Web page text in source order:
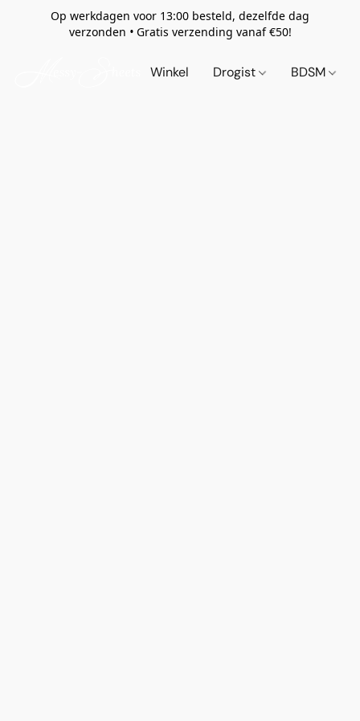
Op werkdagen voor 13:00 besteld, dezelfde dag
verzonden • Gratis verzending vanaf €50!
Winkel Drogist BDSM